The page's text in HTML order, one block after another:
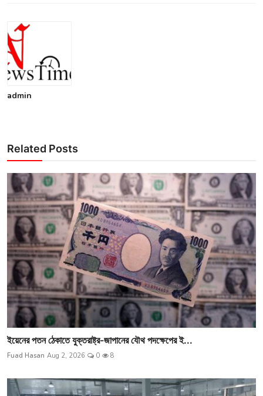
admin
Related Posts
ইয়েনের পতন ঠেকাতে যুক্তরাষ্ট্র-জাপানের যৌথ পদক্ষেপের ই...
Fuad Hasan Aug 2, 2026 0 8